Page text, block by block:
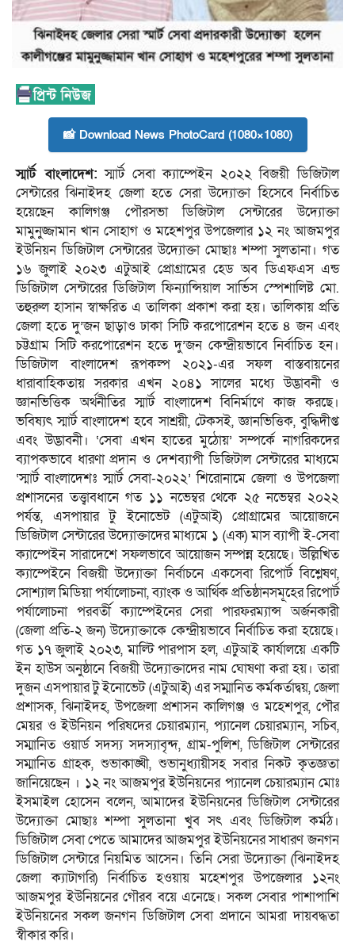
📸 Download News PhotoCard (1080×1080)
স্মার্ট বাংলাদেশ: স্মার্ট সেবা ক্যাম্পেইন ২০২২ বিজয়ী ডিজিটাল
সেন্টারের ঝিনাইদহ জেলা হতে সেরা উদ্যোক্তা হিসেবে নির্বাচিত
হয়েছেন কালিগঞ্জ পৌরসভা ডিজিটাল সেন্টারের উদ্যোক্তা
মামুনুজ্জামান খান সোহাগ ও মহেশপুর উপজেলার ১২ নং আজমপুর
ইউনিয়ন ডিজিটাল সেন্টারের উদ্যোক্তা মোছাঃ শম্পা সুলতানা। গত
১৬ জুলাই ২০২৩ এটুআই প্রোগ্রামের হেড অব ডিএফএস এন্ড
ডিজিটাল সেন্টারের ডিজিটাল ফিন্যান্সিয়াল সার্ভিস স্পেশালিষ্ট মো.
তহুরুল হাসান স্বাক্ষরিত এ তালিকা প্রকাশ করা হয়। তালিকায় প্রতি
জেলা হতে দু’জন ছাড়াও ঢাকা সিটি করপোরেশন হতে ৪ জন এবং
চট্টগ্রাম সিটি করপোরেশন হতে দু’জন কেন্দ্রীয়ভাবে নির্বাচিত হন।
ডিজিটাল বাংলাদেশ রূপকল্প ২০২১-এর সফল বাস্তবায়নের
ধারাবাহিকতায় সরকার এখন ২০৪১ সালের মধ্যে উদ্ভাবনী ও
জ্ঞানভিত্তিক অর্থনীতির স্মার্ট বাংলাদেশ বিনির্মাণে কাজ করছে।
ভবিষ্যৎ স্মার্ট বাংলাদেশ হবে সাশ্রয়ী, টেকসই, জ্ঞানভিত্তিক, বুদ্ধিদীপ্ত
এবং উদ্ভাবনী। ‘সেবা এখন হাতের মুঠোয়’ সম্পর্কে নাগরিকদের
ব্যাপকভাবে ধারণা প্রদান ও দেশব্যাপী ডিজিটাল সেন্টারের মাধ্যমে
‘স্মার্ট বাংলাদেশঃ স্মার্ট সেবা-২০২২’ শিরোনামে জেলা ও উপজেলা
প্রশাসনের তত্ত্বাবধানে গত ১১ নভেম্বর থেকে ২৫ নভেম্বর ২০২২
পর্যন্ত, এসপায়ার টু ইনোভেট (এটুআই) প্রোগ্রামের আয়োজনে
ডিজিটাল সেন্টারের উদ্যোক্তাদের মাধ্যমে ১ (এক) মাস ব্যাপী ই-সেবা
ক্যাম্পেইন সারাদেশে সফলভাবে আয়োজন সম্পন্ন হয়েছে। উল্লিখিত
ক্যাম্পেইনে বিজয়ী উদ্যোক্তা নির্বাচনে একসেবা রিপোর্ট বিশ্লেষণ,
সোশ্যাল মিডিয়া পর্যালোচনা, ব্যাংক ও আর্থিক প্রতিষ্ঠানসমূহের রিপোর্ট
পর্যালোচনা পরবর্তী ক্যাম্পেইনের সেরা পারফরম্যান্স অর্জনকারী
(জেলা প্রতি-২ জন) উদ্যোক্তাকে কেন্দ্রীয়ভাবে নির্বাচিত করা হয়েছে।
গত ১৭ জুলাই ২০২৩, মাল্টি পারপাস হল, এটুআই কার্যালয়ে একটি
ইন হাউস অনুষ্ঠানে বিজয়ী উদ্যোক্তাদের নাম ঘোষণা করা হয়। তারা
দুজন এসপায়ার টু ইনোভেট (এটুআই) এর সম্মানিত কর্মকর্তাদ্বয়, জেলা
প্রশাসক, ঝিনাইদহ, উপজেলা প্রশাসন কালিগঞ্জ ও মহেশপুর, পৌর
মেয়র ও ইউনিয়ন পরিষদের চেয়ারম্যান, প্যানেল চেয়ারম্যান, সচিব,
সম্মানিত ওয়ার্ড সদস্য সদস্যাবৃন্দ, গ্রাম-পুলিশ, ডিজিটাল সেন্টারের
সম্মানিত গ্রাহক, শুভাকাঙ্খী, শুভানুধ্যায়ীসহ সবার নিকট কৃতজ্ঞতা
জানিয়েছেন । ১২ নং আজমপুর ইউনিয়নের প্যানেল চেয়ারম্যান মোঃ
ইসমাইল হোসেন বলেন, আমাদের ইউনিয়নের ডিজিটাল সেন্টারের
উদ্যোক্তা মোছাঃ শম্পা সুলতানা খুব সৎ এবং ডিজিটাল কর্মঠ।
ডিজিটাল সেবা পেতে আমাদের আজমপুর ইউনিয়নের সাধারণ জনগন
ডিজিটাল সেন্টারে নিয়মিত আসেন। তিনি সেরা উদ্যোক্তা (ঝিনাইদহ
জেলা ক্যাটাগরি) নির্বাচিত হওয়ায় মহেশপুর উপজেলার ১২নং
আজমপুর ইউনিয়নের গৌরব বয়ে এনেছে। সকল সেবার পাশাপাশি
ইউনিয়নের সকল জনগন ডিজিটাল সেবা প্রদানে আমরা দায়বদ্ধতা
স্বীকার করি।